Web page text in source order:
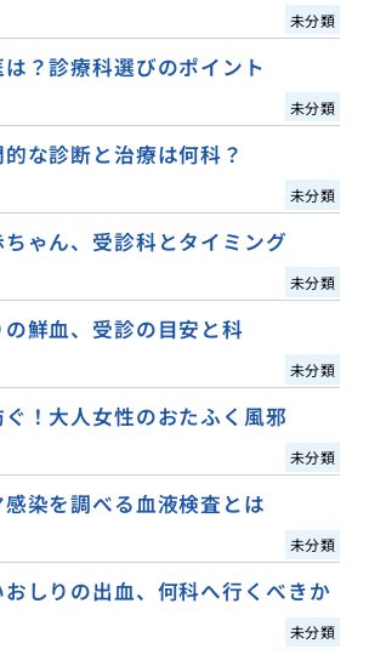
未分類
？診療科選びのポイント
未分類
な診断と治療は何科？
未分類
ゃん、受診科とタイミング
未分類
鮮血、受診の目安と科
未分類
！大人女性のおたふく風邪
未分類
染を調べる血液検査とは
未分類
しりの出血、何科へ行くべきか
未分類